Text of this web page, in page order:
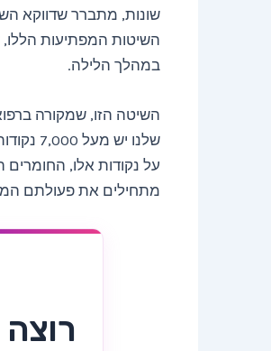
שונות, מתברר שדווקא
השיטות המפתיעות
במהלך הלילה.
השיטה הזו, שמקורה
שלנו
על נקודות אלו,
מתחילים את פעולתם